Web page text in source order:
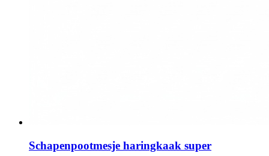
Schapenpootmesje haringkaak super